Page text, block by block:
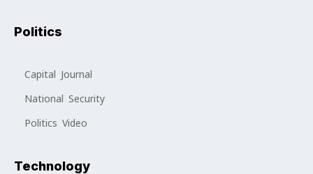
Politics
Capital Journal
National Security
Politics Video
Technology